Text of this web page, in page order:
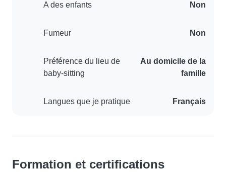
A des enfants Non
Fumeur Non
Préférence du lieu de
baby-sitting
Au domicile de la
famille
Langues que je pratique Français
Formation et certifications